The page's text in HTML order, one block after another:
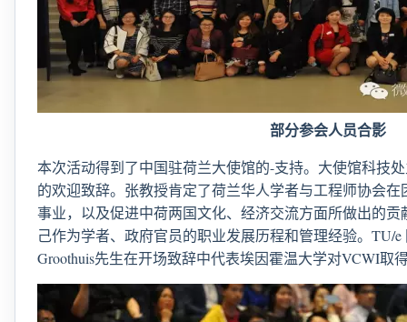
部分参会人员合影
本次活动得到了中国驻荷兰大使馆的-支持。大使馆科技
的欢迎致辞。张教授肯定了荷兰华人学者与工程师协会
事业，以及促进中荷两国文化、经济交流方面所做出的
己作为学者、政府官员的职业发展历程和管理经验。TU/
Groothuis先生在开场致辞中代表埃因霍温大学对VCWI取